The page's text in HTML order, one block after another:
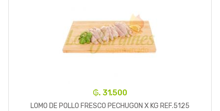
₲. 31.500
LOMO DE POLLO FRESCO PECHUGON X KG REF.5125